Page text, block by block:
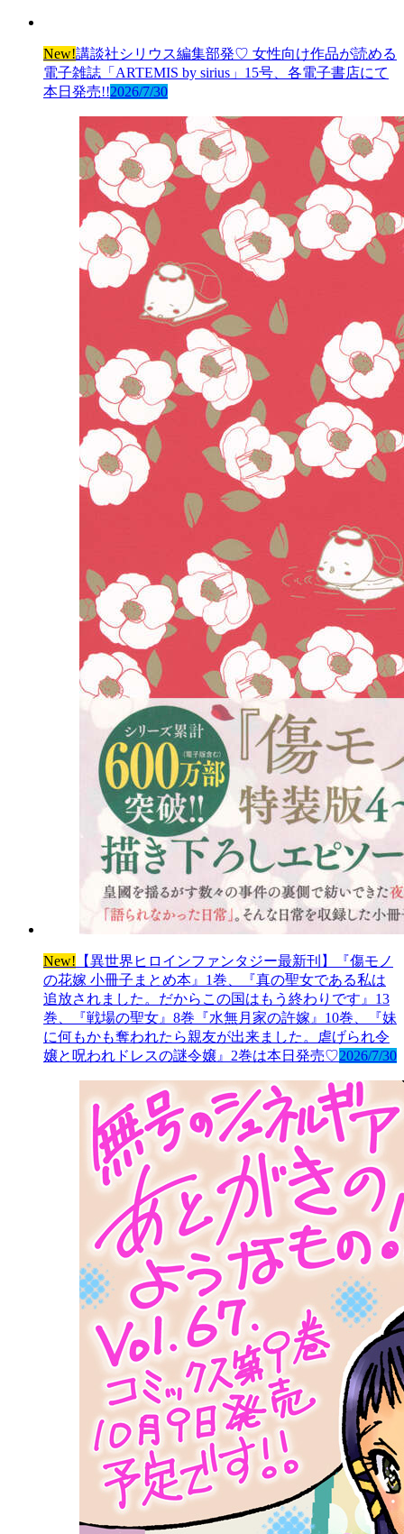
New!講談社シリウス編集部発♡ 女性向け作品が読める
電子雑誌「ARTEMIS by sirius」15号、各電子書店にて
本日発売!!2026/7/30
New! 【異世界ヒロインファンタジー最新刊】『傷モノ
の花嫁 小冊子まとめ本』1巻、『真の聖女である私は
追放されました。だからこの国はもう終わりです』13
巻、『戦場の聖女』8巻『水無月家の許嫁』10巻、『妹
に何もかも奪われたら親友が出来ました。虐げられ令
嬢と呪われドレスの謎令嬢』2巻は本日発売♡2026/7/30